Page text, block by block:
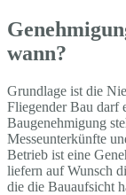
wann?
Grundlage ist die
Fliegender Bau darf
Baugenehmigung
Messeunterkünfte
Betrieb ist eine
liefern auf Wunsch
die die Bauaufsicht